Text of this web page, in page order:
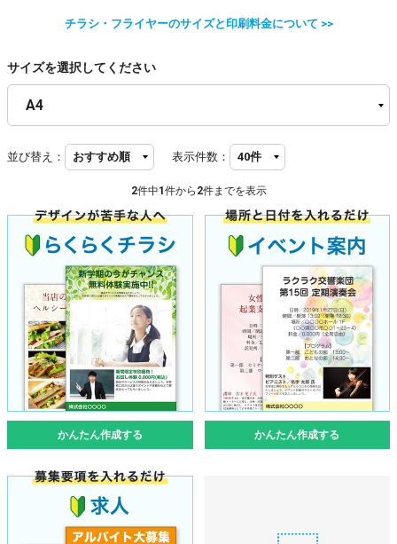
チラシ・フライヤーのサイズと印刷料金について >>
サイズを選択してください
並び替え： 表示件数：
2件中1 件から 2件までを表示
かんたん作成する かんたん作成する